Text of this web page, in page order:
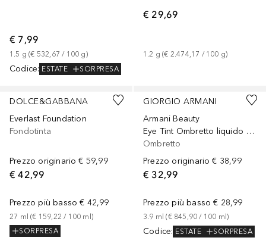
€ 7,99
1.5 g (€ 532,67 / 100 g)
Codice: ESTATE SORPRESA
€ 29,69
1.2 g (€ 2.474,17 / 100 g)
DOLCE&GABBANA
Everlast Foundation
Fondotinta
Prezzo originario € 59,99
€ 42,99
Prezzo più basso € 42,99
27 ml (€ 159,22 / 100 ml )
SORPRESA
+17 Sponsorizzato
GIORGIO ARMANI
Armani Beauty
Eye Tint Ombretto liquido a lunga durata
Ombretto
Prezzo originario € 38,99
€ 32,99
Prezzo più basso € 28,99
3.9 ml (€ 845,90 / 100 ml)
Codice: ESTATE SORPRESA